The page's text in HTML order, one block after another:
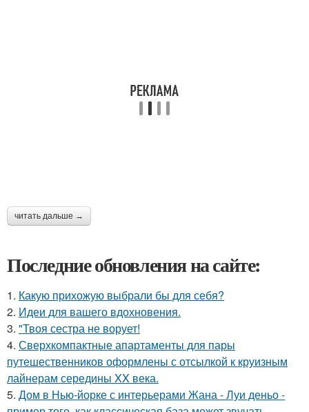
читать дальше →
Последние обновления на сайте:
1. Какую прихожую выбрали бы для себя?
2. Идеи для вашего вдохновения.
3. "Твоя сестра не ворует!
4. Сверхкомпактные апартаменты для пары
путешественников оформлены с отсылкой к круизным
лайнерам середины XX века.
5. Дом в Нью-йорке с интерьерами Жана - Луи деньо -